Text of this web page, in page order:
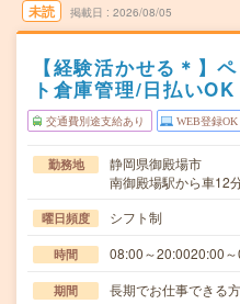
未読 掲載日 2026/08/05
【経験活かせる＊】
ト倉庫管理/日払いOK
交通費別途支給あり WEB登録OK
勤務地
静岡県御殿場市
南御殿場駅から車12
曜日頻度 シフト制
時間 08:00～20:0020:00
期間 長期でお仕事できる